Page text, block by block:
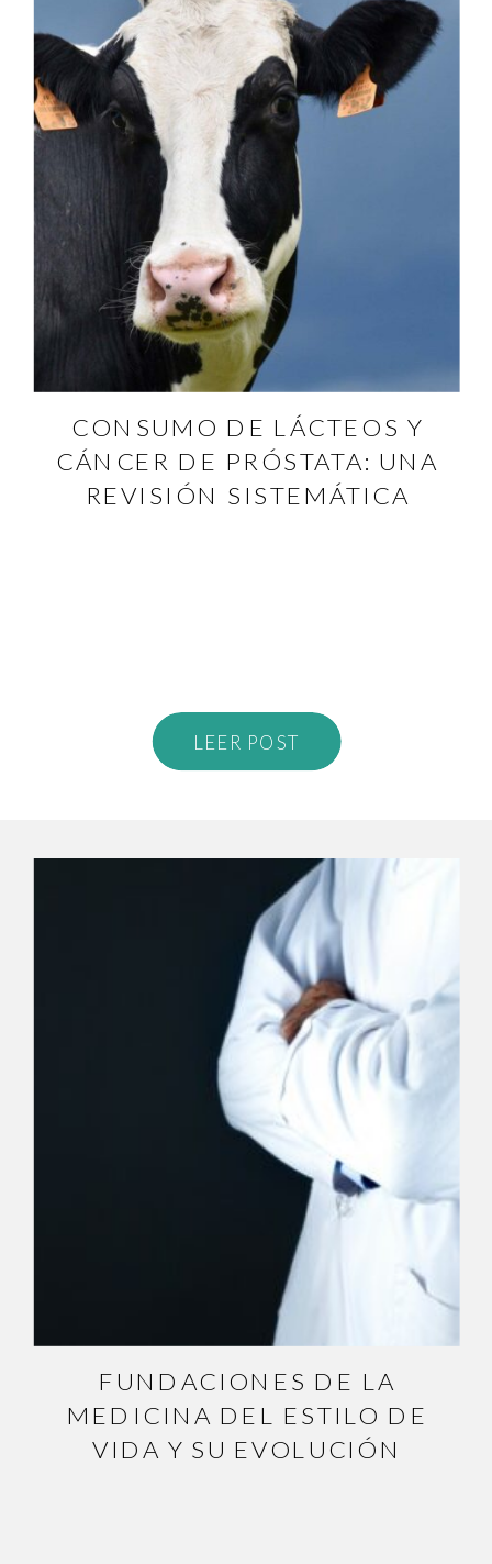
CONSUMO DE LÁCTEOS Y
CÁNCER DE PRÓSTATA: UNA
REVISIÓN SISTEMÁTICA
LEER POST
FUNDACIONES DE LA
MEDICINA DEL ESTILO DE
VIDA Y SU EVOLUCIÓN